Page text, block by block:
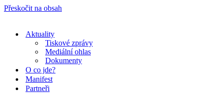
Přeskočit na obsah
Aktuality
Tiskové zprávy
Mediální ohlas
Dokumenty
O co jde?
Manifest
Partneři